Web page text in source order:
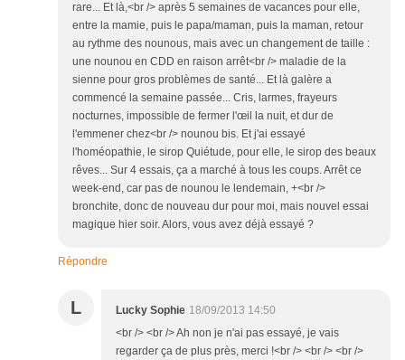
rare... Et là,<br /> après 5 semaines de vacances pour elle,
entre la mamie, puis le papa/maman, puis la maman, retour
au rythme des nounous, mais avec un changement de taille :
une nounou en CDD en raison arrêt<br /> maladie de la
sienne pour gros problèmes de santé... Et là galère a
commencé la semaine passée... Cris, larmes, frayeurs
nocturnes, impossible de fermer l'œil la nuit, et dur de
l'emmener chez<br /> nounou bis. Et j'ai essayé
l'homéopathie, le sirop Quiétude, pour elle, le sirop des beaux
rêves... Sur 4 essais, ça a marché à tous les coups. Arrêt ce
week-end, car pas de nounou le lendemain, +<br />
bronchite, donc de nouveau dur pour moi, mais nouvel essai
magique hier soir. Alors, vous avez déjà essayé ?
Répondre
L Lucky Sophie 18/09/2013 14:50
<br /> <br /> Ah non je n'ai pas essayé, je vais
regarder ça de plus près, merci !<br /> <br /> <br />